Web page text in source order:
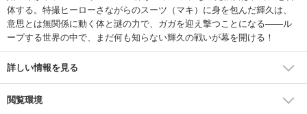
体する。特撮ヒーローさながらのスーツ（マキ）に身を包んだ輝久は、
意思とは無関係に動く体と謎の力で、ガガを迎え撃つことになる――ル
ープする世界の中で、まだ何も知らない輝久の戦いが幕を開ける！
詳しい情報を見る
閲覧環境